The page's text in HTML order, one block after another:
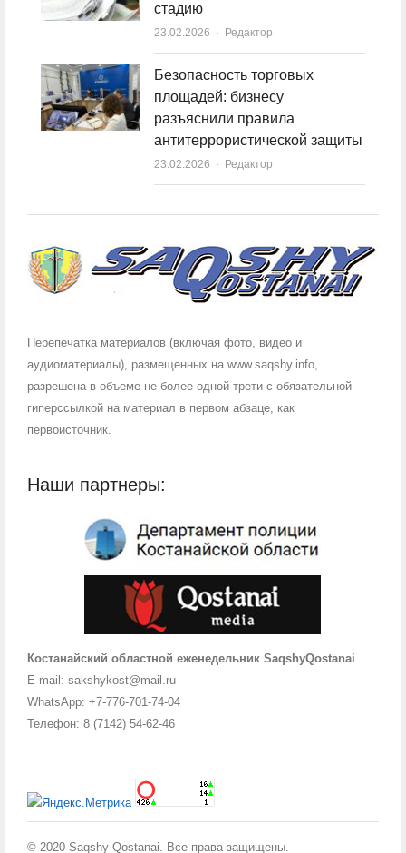
стадию
23.02.2026 Author
Редактор
Безопасность торговых
площадей: бизнесу
разъяснили правила
антитеррористической защиты
23.02.2026 Author
Редактор
Перепечатка материалов (включая фото, видео и
аудиоматериалы), размещенных на www.saqshy.info,
разрешена в объеме не более одной трети с обязательной
гиперссылкой на материал в первом абзаце, как
первоисточник.
Наши партнеры:
Костанайский областной еженедельник SaqshyQostanai
E-mail: sakshykost@mail.ru
WhatsApp: +7-776-701-74-04
Телефон: 8 (7142) 54-62-46
© 2020 Saqshy Qostanai. Все права защищены.